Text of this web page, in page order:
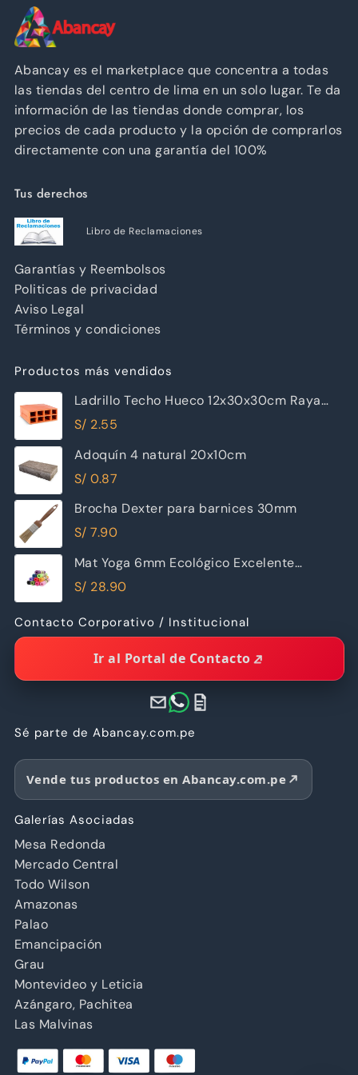
Abancay es el marketplace que concentra a todas
las tiendas del centro de lima en un solo lugar. Te da
información de las tiendas donde comprar, los
precios de cada producto y la opción de comprarlos
directamente con una garantía del 100%
Tus derechos
Libro de Reclamaciones
Garantías y Reembolsos
Politicas de privacidad
Aviso Legal
Términos y condiciones
Productos más vendidos
Ladrillo Techo Hueco 12x30x30cm Raya
Piramide
S/ 2.55
Adoquín 4 natural 20x10cm
S/ 0.87
Brocha Dexter para barnices 30mm
S/ 7.90
Mat Yoga 6mm Ecológico Excelente
Calidad
S/ 28.90
Contacto Corporativo / Institucional
Ir al Portal de Contacto
Sé parte de Abancay.com.pe
Vende tus productos en Abancay.com.pe
Galerías Asociadas
Mesa Redonda
Mercado Central
Todo Wilson
Amazonas
Palao
Emancipación
Grau
Montevideo y Leticia
Azángaro, Pachitea
Las Malvinas